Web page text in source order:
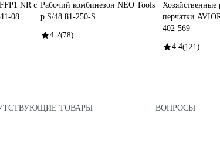
NR с
08
Рабочий комбинезон NEO Tools
p.S/48 81-250-S
4.2(78)
Хозяйственные
перчатки
402-569
4.4(121)
ТОВАРЫ ВОПРОСЫ